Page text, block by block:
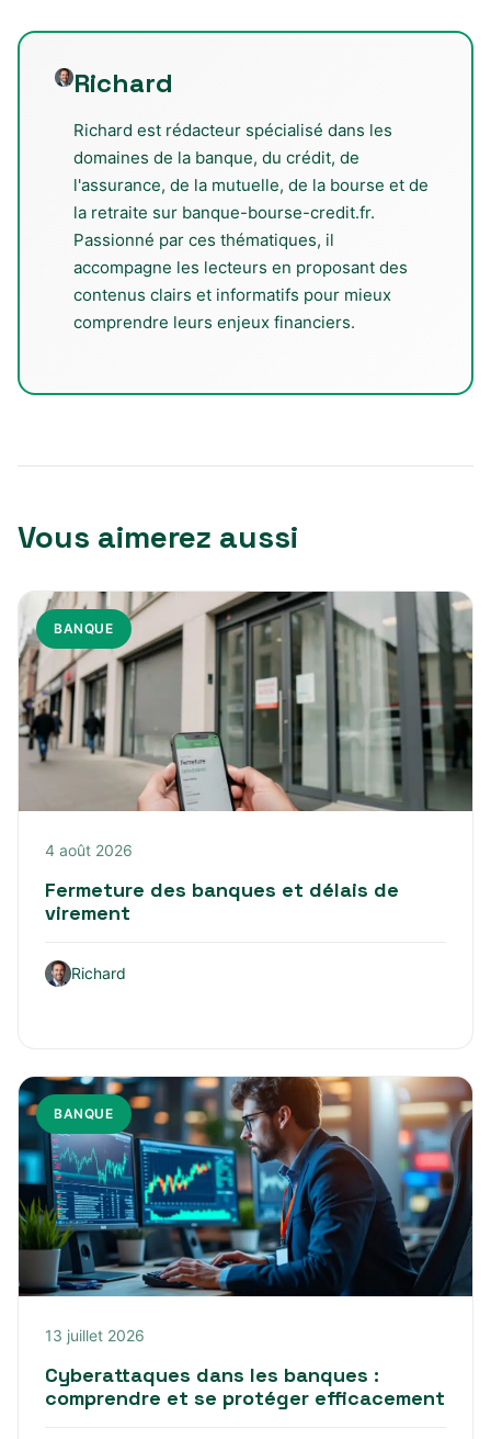
Richard
Richard est rédacteur spécialisé dans les
domaines de la banque, du crédit, de
l'assurance, de la mutuelle, de la bourse et de
la retraite sur banque-bourse-credit.fr.
Passionné par ces thématiques, il
accompagne les lecteurs en proposant des
contenus clairs et informatifs pour mieux
comprendre leurs enjeux financiers.
Vous aimerez aussi
BANQUE
4 août 2026
Fermeture des banques et délais de
virement
Richard
BANQUE
13 juillet 2026
Cyberattaques dans les banques :
comprendre et se protéger efficacement